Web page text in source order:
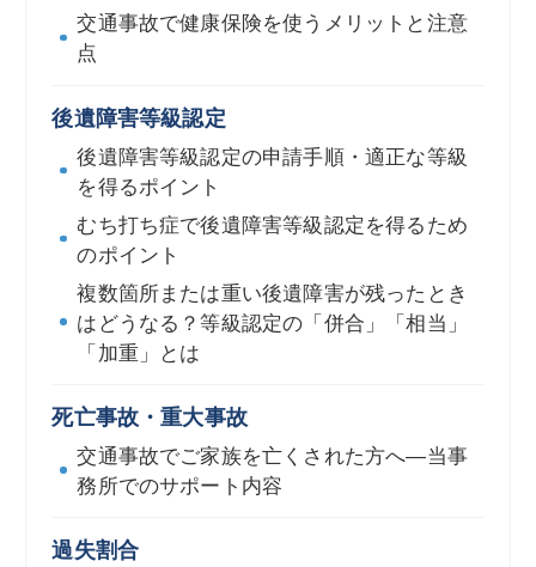
交通事故で健康保険を使うメリットと注意
点
後遺障害等級認定
後遺障害等級認定の申請手順・適正な等級
を得るポイント
むち打ち症で後遺障害等級認定を得るため
のポイント
複数箇所または重い後遺障害が残ったとき
はどうなる？等級認定の「併合」「相当」
「加重」とは
死亡事故・重大事故
交通事故でご家族を亡くされた方へ―当事
務所でのサポート内容
過失割合